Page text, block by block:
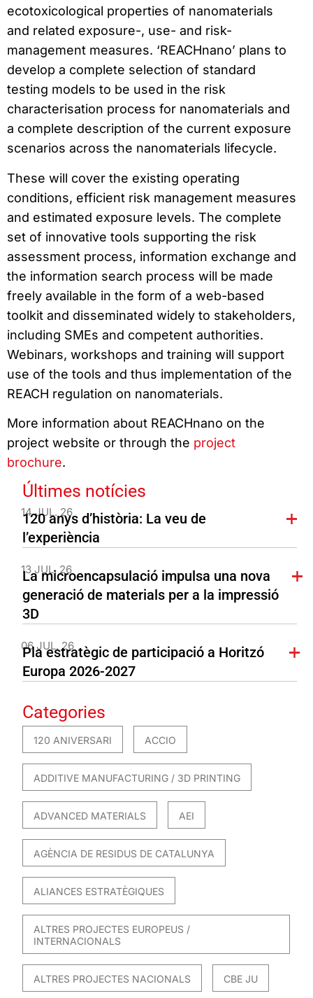
ecotoxicological properties of nanomaterials
and related exposure-, use- and risk-
management measures. ‘REACHnano’ plans to
develop a complete selection of standard
testing models to be used in the risk
characterisation process for nanomaterials and
a complete description of the current exposure
scenarios across the nanomaterials lifecycle.
These will cover the existing operating
conditions, efficient risk management measures
and estimated exposure levels. The complete
set of innovative tools supporting the risk
assessment process, information exchange and
the information search process will be made
freely available in the form of a web-based
toolkit and disseminated widely to stakeholders,
including SMEs and competent authorities.
Webinars, workshops and training will support
use of the tools and thus implementation of the
REACH regulation on nanomaterials.
More information about REACHnano on the
project website or through the project
brochure.
Últimes notícies
14 JUL. 26
120 anys d’història: La veu de
l’experiència
13 JUL. 26
La microencapsulació impulsa una nova
generació de materials per a la impressió
3D
06 JUL. 26
Pla estratègic de participació a Horitzó
Europa 2026-2027
Categories
120 ANIVERSARI ACCIO
ADDITIVE MANUFACTURING / 3D PRINTING
ADVANCED MATERIALS AEI
AGÈNCIA DE RESIDUS DE CATALUNYA
ALIANCES ESTRATÈGIQUES
ALTRES PROJECTES EUROPEUS /
INTERNACIONALS
ALTRES PROJECTES NACIONALS CBE JU